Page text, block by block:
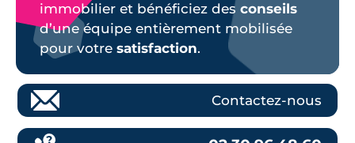
immobilier et bénéficiez des conseils
d’une équipe entièrement mobilisée
pour votre satisfaction.
Contactez-nous